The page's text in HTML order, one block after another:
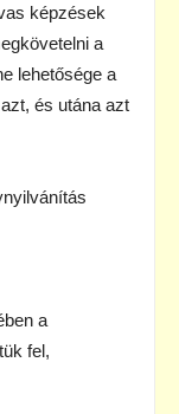
képzések
a
lehetősége a
és utána azt
a
fel,